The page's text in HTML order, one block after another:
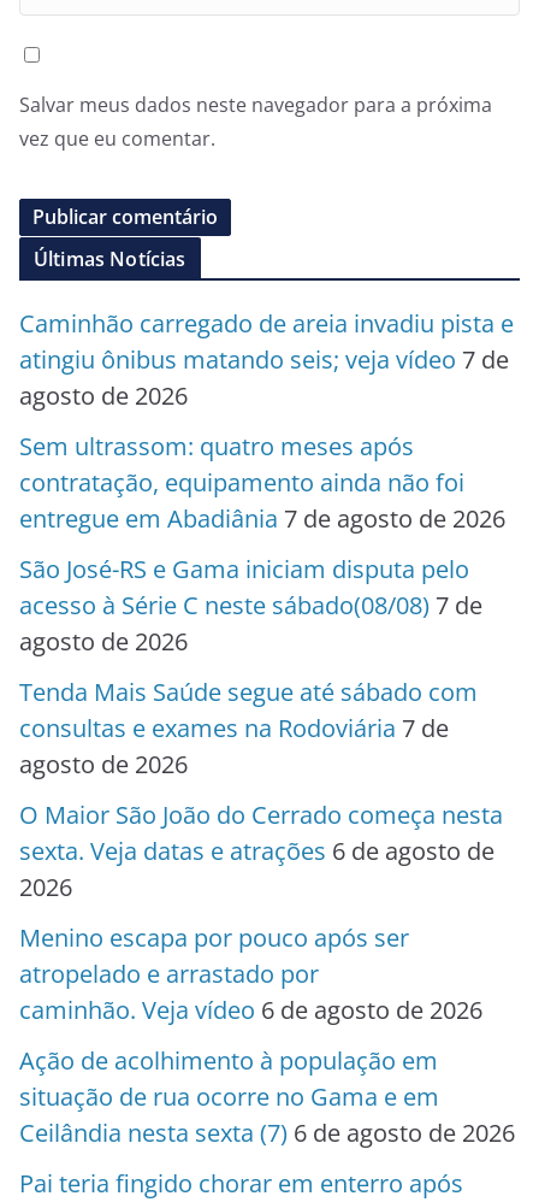
Salvar meus dados neste navegador para a próxima
vez que eu comentar.
Últimas Notícias
Caminhão carregado de areia invadiu pista e
atingiu ônibus matando seis; veja vídeo 7 de
agosto de 2026
Sem ultrassom: quatro meses após
contratação, equipamento ainda não foi
entregue em Abadiânia 7 de agosto de 2026
São José-RS e Gama iniciam disputa pelo
acesso à Série C neste sábado(08/08) 7 de
agosto de 2026
Tenda Mais Saúde segue até sábado com
consultas e exames na Rodoviária 7 de
agosto de 2026
O Maior São João do Cerrado começa nesta
sexta. Veja datas e atrações 6 de agosto de
2026
Menino escapa por pouco após ser
atropelado e arrastado por
caminhão. Veja vídeo 6 de agosto de 2026
Ação de acolhimento à população em
situação de rua ocorre no Gama e em
Ceilândia nesta sexta (7) 6 de agosto de 2026
Pai teria fingido chorar em enterro após